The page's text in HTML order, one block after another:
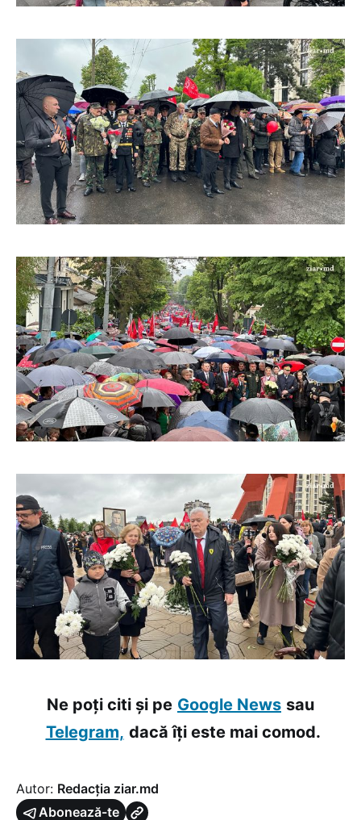
Ne poți citi și pe Google News sau
Telegram, dacă îți este mai comod.
Autor: Redacția ziar.md
Abonează-te